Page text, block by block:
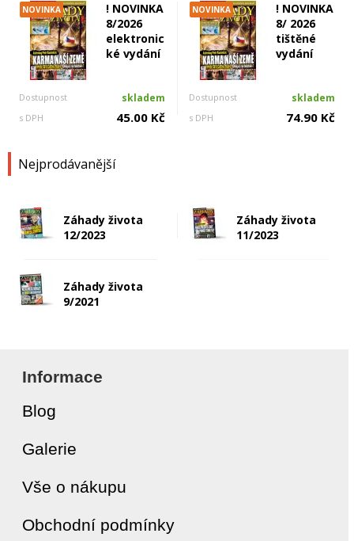
NOVINKA
! NOVINKA
8/2026
elektronic
ké vydání
Dostupnost skladem
s DPH 45.00 Kč
NOVINKA
! NOVINKA
8/ 2026
tištěné
vydání
Dostupnost skladem
s DPH 74.90 Kč
Nejprodávanější
Záhady života
12/2023
Záhady života
11/2023
Záhady života
9/2021
Informace
Blog
Galerie
Vše o nákupu
Obchodní podmínky